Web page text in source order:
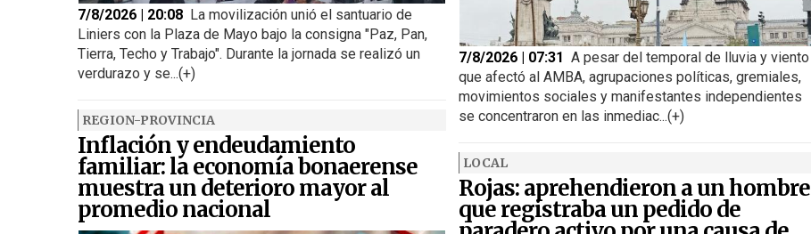
7/8/2026 | 20:08 La movilización unió el santuario de
Liniers con la Plaza de Mayo bajo la consigna "Paz, Pan,
Tierra, Techo y Trabajo". Durante la jornada se realizó un
verdurazo y se...(+)
REGION-PROVINCIA
Inflación y endeudamiento
familiar: la economía bonaerense
muestra un deterioro mayor al
promedio nacional
7/8/2026 | 07:31 A pesar del temporal de lluvia y viento
que afectó al AMBA, agrupaciones políticas, gremiales,
movimientos sociales y manifestantes independientes
se concentraron en las inmediac...(+)
LOCAL
Rojas: aprehendieron a un hombre
que registraba un pedido de